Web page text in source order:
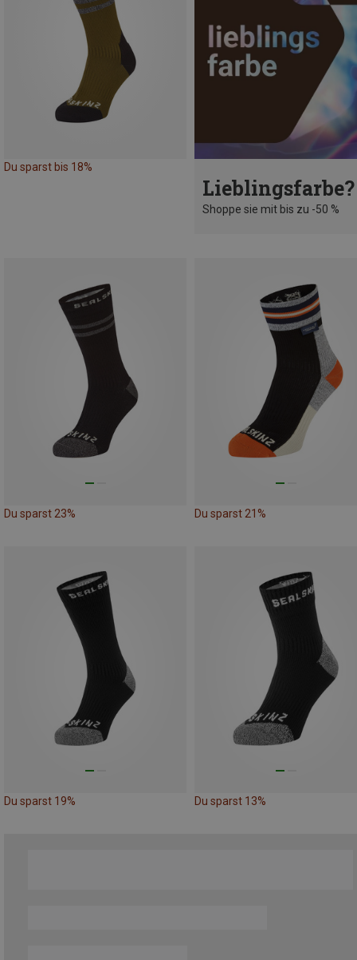
Du sparst bis 18%
Lieblingsfarbe?
Shoppe sie mit bis zu -50 %
Du sparst 23% Du sparst 21%
Du sparst 19% Du sparst 13%